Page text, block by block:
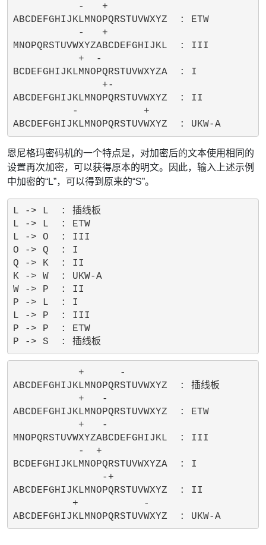
           -   +
ABCDEFGHIJKLMNOPQRSTUVWXYZ  : ETW
           -   +
MNOPQRSTUVWXYZABCDEFGHIJKL  : III
           +  -
BCDEFGHIJKLMNOPQRSTUVWXYZA  : I
               +-
ABCDEFGHIJKLMNOPQRSTUVWXYZ  : II
          -           +
恩尼格玛密码机的一个特点是，对加密后的文本使用相同的
设置再次加密，可以获得原本的明文。因此，输入上述示例
中加密的“L”，可以得到原来的“S”。
L -> L  : 插线板
L -> L  : ETW
L -> O  : III
O -> Q  : I
Q -> K  : II
K -> W  : UKW-A
W -> P  : II
P -> L  : I
L -> P  : III
P -> P  : ETW
           +      -
ABCDEFGHIJKLMNOPQRSTUVWXYZ  : 插线板
           +   -
ABCDEFGHIJKLMNOPQRSTUVWXYZ  : ETW
           +   -
MNOPQRSTUVWXYZABCDEFGHIJKL  : III
           -  +
BCDEFGHIJKLMNOPQRSTUVWXYZA  : I
               -+
ABCDEFGHIJKLMNOPQRSTUVWXYZ  : II
          +           -